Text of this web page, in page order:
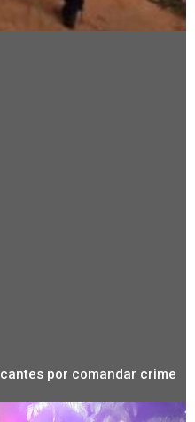
por comandar crime